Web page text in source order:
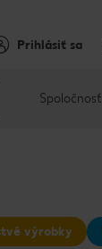
Prihlásiť sa
Spoločnosť
výrobky